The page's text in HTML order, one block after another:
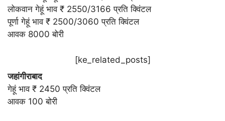
लोकवान गेहूं भाव ₹ 2550/3166 प्रति क्विंटल
पूर्णा गेहूं भाव ₹ 2500/3060 प्रति क्विंटल
आवक 8000 बोरी
[ke_related_posts]
जहांगीराबाद
गेहूं भाव ₹ 2450 प्रति क्विंटल
आवक 100 बोरी